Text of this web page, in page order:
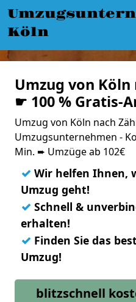
Köln
Umzug von
☛ 100 % Gratis-
Umzug von Köln nach
Umzugsunternehmen -
Min. ➨ Umzüge ab 102€
✓ Wir helfen Ihnen,
Umzug geht!
✓ Schnell &
erhalten!
✓ Finden Sie das
Umzug!
blitzschnell